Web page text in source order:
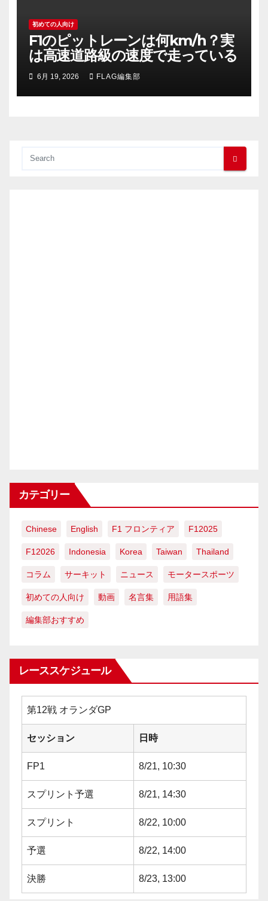
初めての人向け
F1のピットレーンは何km/h？実
は高速道路級の速度で走っている
6月 19, 2026 FLAG編集部
カテゴリー
Chinese English F1 フロンティア F12025
F12026 Indonesia Korea Taiwan Thailand
コラム サーキット ニュース モータースポーツ
初めての人向け 動画 名言集 用語集
編集部おすすめ
レーススケジュール
第12戦 オランダGP
セッション 日時
FP1 8/21, 10:30
スプリント予選 8/21, 14:30
スプリント 8/22, 10:00
予選 8/22, 14:00
決勝 8/23, 13:00